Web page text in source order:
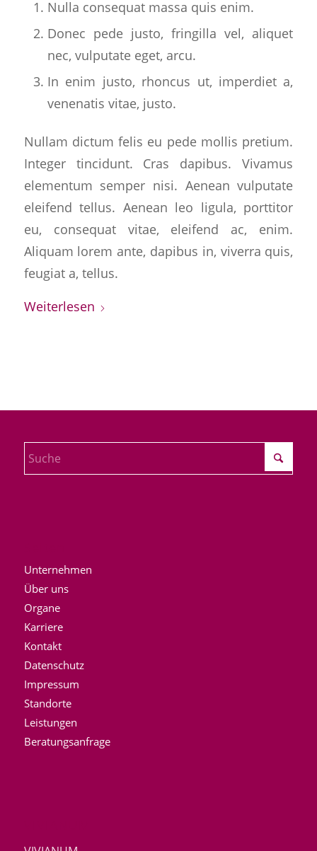
Nulla consequat massa quis enim.
Donec pede justo, fringilla vel, aliquet
nec, vulputate eget, arcu.
In enim justo, rhoncus ut, imperdiet a,
venenatis vitae, justo.
Nullam dictum felis eu pede mollis pretium.
Integer tincidunt. Cras dapibus. Vivamus
elementum semper nisi. Aenean vulputate
eleifend tellus. Aenean leo ligula, porttitor
eu, consequat vitae, eleifend ac, enim.
Aliquam lorem ante, dapibus in, viverra quis,
feugiat a, tellus.
Weiterlesen
Unternehmen
Über uns
Organe
Karriere
Kontakt
Datenschutz
Impressum
Standorte
Leistungen
Beratungsanfrage